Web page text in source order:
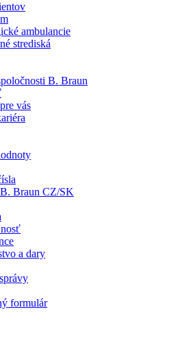
​Navštívte produktový katalóg B.
kvalitnú dialyzačnú starostlivosť
Braun. Kontaktujte nás.
ambulancie
strediská
B. Braun
vás
Braun CZ/SK
a dary
formulár